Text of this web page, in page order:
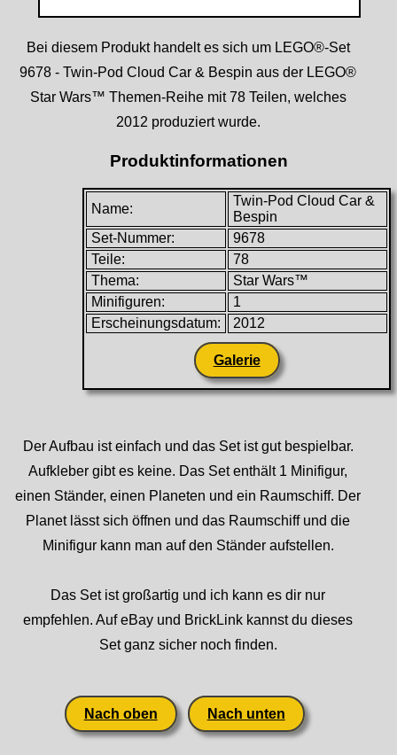
Bei diesem Produkt handelt es sich um LEGO®-Set
9678 - Twin-Pod Cloud Car & Bespin aus der LEGO®
Star Wars™ Themen-Reihe mit 78 Teilen, welches
2012 produziert wurde.
Produktinformationen
Name:
Twin-Pod Cloud Car &
Bespin
Set-Nummer:
9678
Teile:
78
Thema:
Star Wars™
Minifiguren:
1
Erscheinungsdatum:
2012
Galerie
Der Aufbau ist einfach und das Set ist gut bespielbar.
Aufkleber gibt es keine. Das Set enthält 1 Minifigur,
einen Ständer, einen Planeten und ein Raumschiff. Der
Planet lässt sich öffnen und das Raumschiff und die
Minifigur kann man auf den Ständer aufstellen.
Das Set ist großartig und ich kann es dir nur
empfehlen. Auf eBay und BrickLink kannst du dieses
Set ganz sicher noch finden.
Nach oben Nach unten